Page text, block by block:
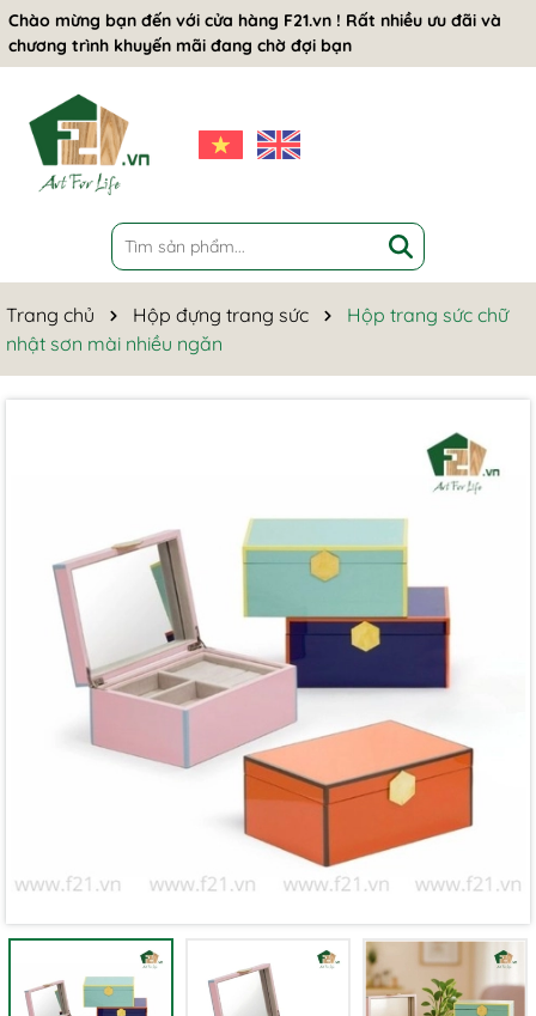
Chào mừng bạn đến với cửa hàng F21.vn ! Rất nhiều ưu đãi và
chương trình khuyến mãi đang chờ đợi bạn
Trang chủ Hộp đựng trang sức
Hộp trang sức chữ
nhật sơn mài nhiều ngăn